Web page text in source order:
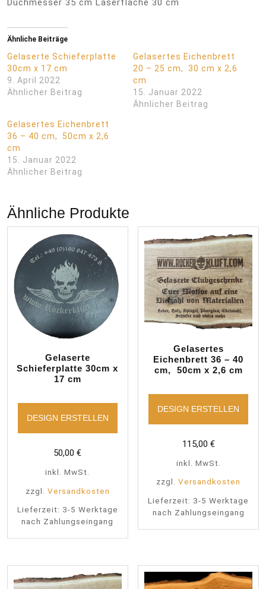
Duchmesser 35 cm Laserfläche 30 cm
Ähnliche Beiträge
Gelaserte Schieferplatte
30cm x 17 cm
9. April 2022
Ähnlicher Beitrag
Gelasertes Eichenbrett
20 – 25 cm, 30 cm x 2,6
cm
15. Januar 2022
Ähnlicher Beitrag
Gelasertes Eichenbrett
36 – 40 cm, 50cm x 2,6
cm
15. Januar 2022
Ähnlicher Beitrag
Ähnliche Produkte
Gelaserte
Schieferplatte 30cm x
17 cm
DESIGN ERSTELLEN
50,00€
inkl. MwSt.
zzgl. Versandkosten
Lieferzeit: 3-5 Werktage
nach Zahlungseingang
Gelasertes
Eichenbrett 36 – 40
cm, 50cm x 2,6 cm
DESIGN ERSTELLEN
115,00 €
inkl. MwSt.
zzgl.Versandkosten
Lieferzeit: 3-5 Werktage
nach Zahlungseingang